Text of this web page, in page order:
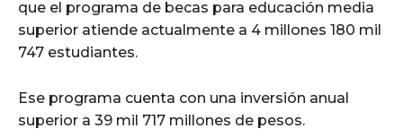
que el programa de becas para educación media
superior atiende actualmente a 4 millones 180 mil
747 estudiantes.
Ese programa cuenta con una inversión anual
superior a 39 mil 717 millones de pesos.